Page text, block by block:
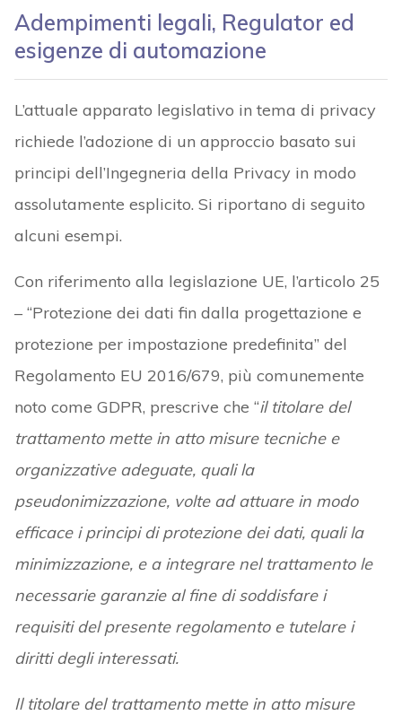
Adempimenti legali, Regulator ed
esigenze di automazione
L’attuale apparato legislativo in tema di privacy
richiede l’adozione di un approccio basato sui
principi dell’Ingegneria della Privacy in modo
assolutamente esplicito. Si riportano di seguito
alcuni esempi.
Con riferimento alla legislazione UE, l’articolo 25
– “Protezione dei dati fin dalla progettazione e
protezione per impostazione predefinita” del
Regolamento EU 2016/679, più comunemente
noto come GDPR, prescrive che “il titolare del
trattamento mette in atto misure tecniche e
organizzative adeguate, quali la
pseudonimizzazione, volte ad attuare in modo
efficace i principi di protezione dei dati, quali la
minimizzazione, e a integrare nel trattamento le
necessarie garanzie al fine di soddisfare i
requisiti del presente regolamento e tutelare i
diritti degli interessati.
Il titolare del trattamento mette in atto misure